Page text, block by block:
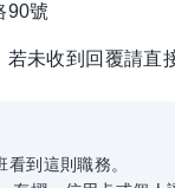
90號
若未收到回覆請直
到這則職務。